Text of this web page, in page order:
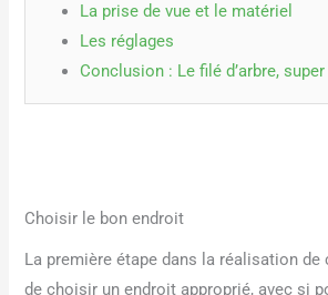
La prise de vue et le matériel
Les réglages
Conclusion : Le filé d’arbre,
Choisir le bon endroit
La première étape dans la réalisation de
de choisir un endroit approprié, avec si